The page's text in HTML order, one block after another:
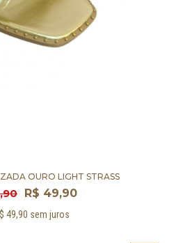
OURO LIGHT STRASS
R$ 49,90
49,90 sem juros